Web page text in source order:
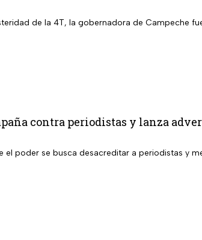
de la 4T, la gobernadora de Campeche
contra periodistas y lanza
el poder se busca desacreditar a periodistas y